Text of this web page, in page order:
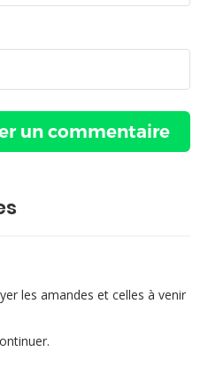
les amandes et celles à venir